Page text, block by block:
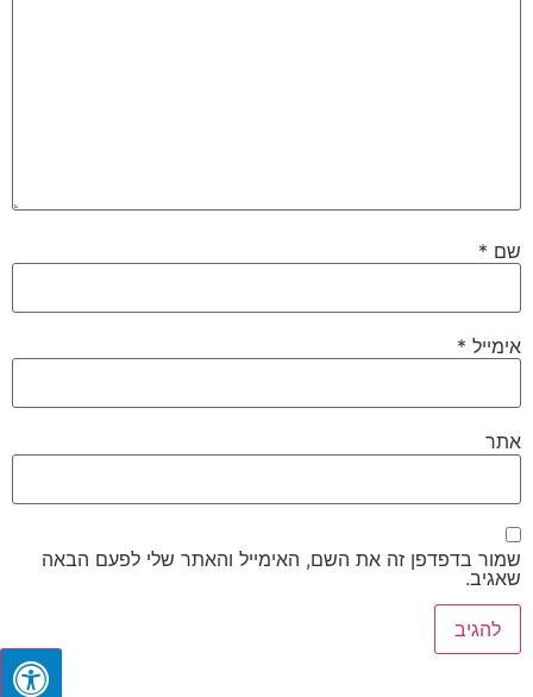
שם *
אימייל *
אתר
שמור בדפדפן זה את השם, האימייל והאתר שלי לפעם הבאה
שאגיב.